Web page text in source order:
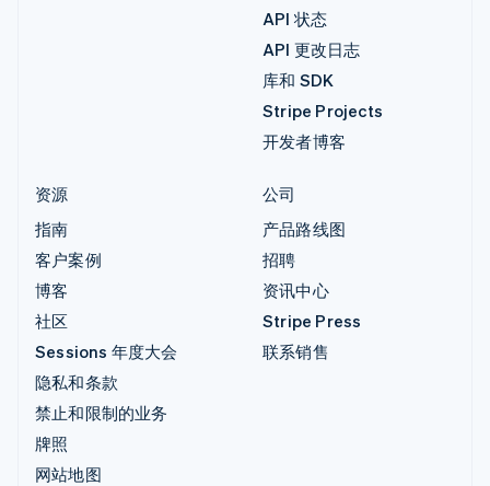
API 状态
API 更改日志
库和 SDK
Stripe Projects
开发者博客
资源
指南
客户案例
博客
社区
Sessions 年度大会
隐私和条款
禁止和限制的业务
牌照
网站地图
公司
产品路线图
招聘
资讯中心
Stripe Press
联系销售